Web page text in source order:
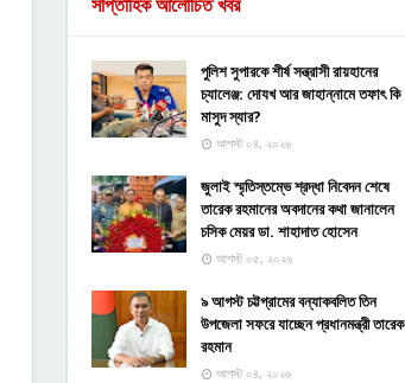
পুলিশ সুপারকে শীর্ষ সন্ত্রাসী রায়হানের
চ্যালেঞ্জ: দোযখ আর জাহান্নামে তফাৎ কি
মাসুদ স্যার?
আগস্ট ০৪, ২০২৬
জুলাই স্মৃতিস্তম্ভে শ্রদ্ধা নিবেদন শেষে
তারেক রহমানের অবদানের কথা জানালেন
চসিক মেয়র ডা. শাহাদাত হোসেন
আগস্ট ০৫, ২০২৬
৯ আগস্ট চট্টগ্রামের বন্যাকবলিত তিন
উপজেলা সফরে যাচ্ছেন প্রধানমন্ত্রী তারেক
রহমান
আগস্ট ০৪, ২০২৬